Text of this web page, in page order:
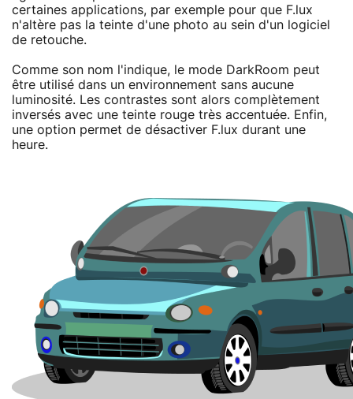
certaines applications, par exemple pour que F.lux
n'altère pas la teinte d'une photo au sein d'un logiciel
de retouche.
Comme son nom l'indique, le mode DarkRoom peut
être utilisé dans un environnement sans aucune
luminosité. Les contrastes sont alors complètement
inversés avec une teinte rouge très accentuée. Enfin,
une option permet de désactiver F.lux durant une
heure.